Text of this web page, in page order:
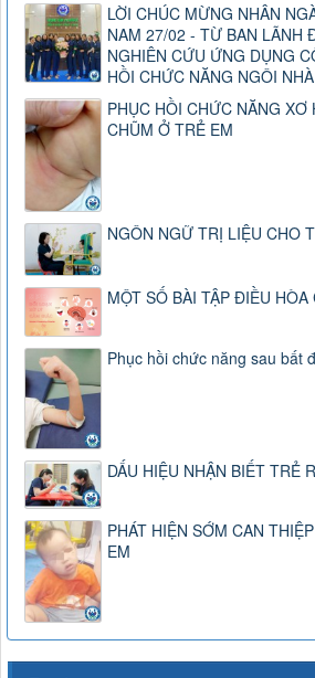
LỜI CHÚC MỪNG NHÂN
NAM 27/02 - TỪ BAN LÃNH
NGHIÊN CỨU ỨNG DỤNG
HỒI CHỨC NĂNG NGÔI
PHỤC HỒI CHỨC NĂNG
CHŨM Ở TRẺ EM
NGÔN NGỮ TRỊ LIỆU CHO
MỘT SỐ BÀI TẬP ĐIỀU
Phục hồi chức năng sau bất
DẤU HIỆU NHẬN BIẾT TRẺ
PHÁT HIỆN SỚM CAN
EM